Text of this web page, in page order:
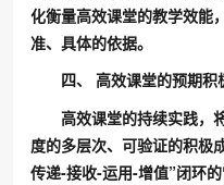
化衡量高效课堂的教学效能
准、具体的依据。
四、 高效课堂的预期积
高效课堂的持续实践，
度的多层次、可验证的积极
传递-接收-运用-增值”闭环